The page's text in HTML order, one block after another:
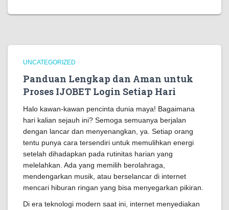
UNCATEGORIZED
Panduan Lengkap dan Aman untuk
Proses IJOBET Login Setiap Hari
Halo kawan-kawan pencinta dunia maya! Bagaimana
hari kalian sejauh ini? Semoga semuanya berjalan
dengan lancar dan menyenangkan, ya. Setiap orang
tentu punya cara tersendiri untuk memulihkan energi
setelah dihadapkan pada rutinitas harian yang
melelahkan. Ada yang memilih berolahraga,
mendengarkan musik, atau berselancar di internet
mencari hiburan ringan yang bisa menyegarkan pikiran.
Di era teknologi modern saat ini, internet menyediakan